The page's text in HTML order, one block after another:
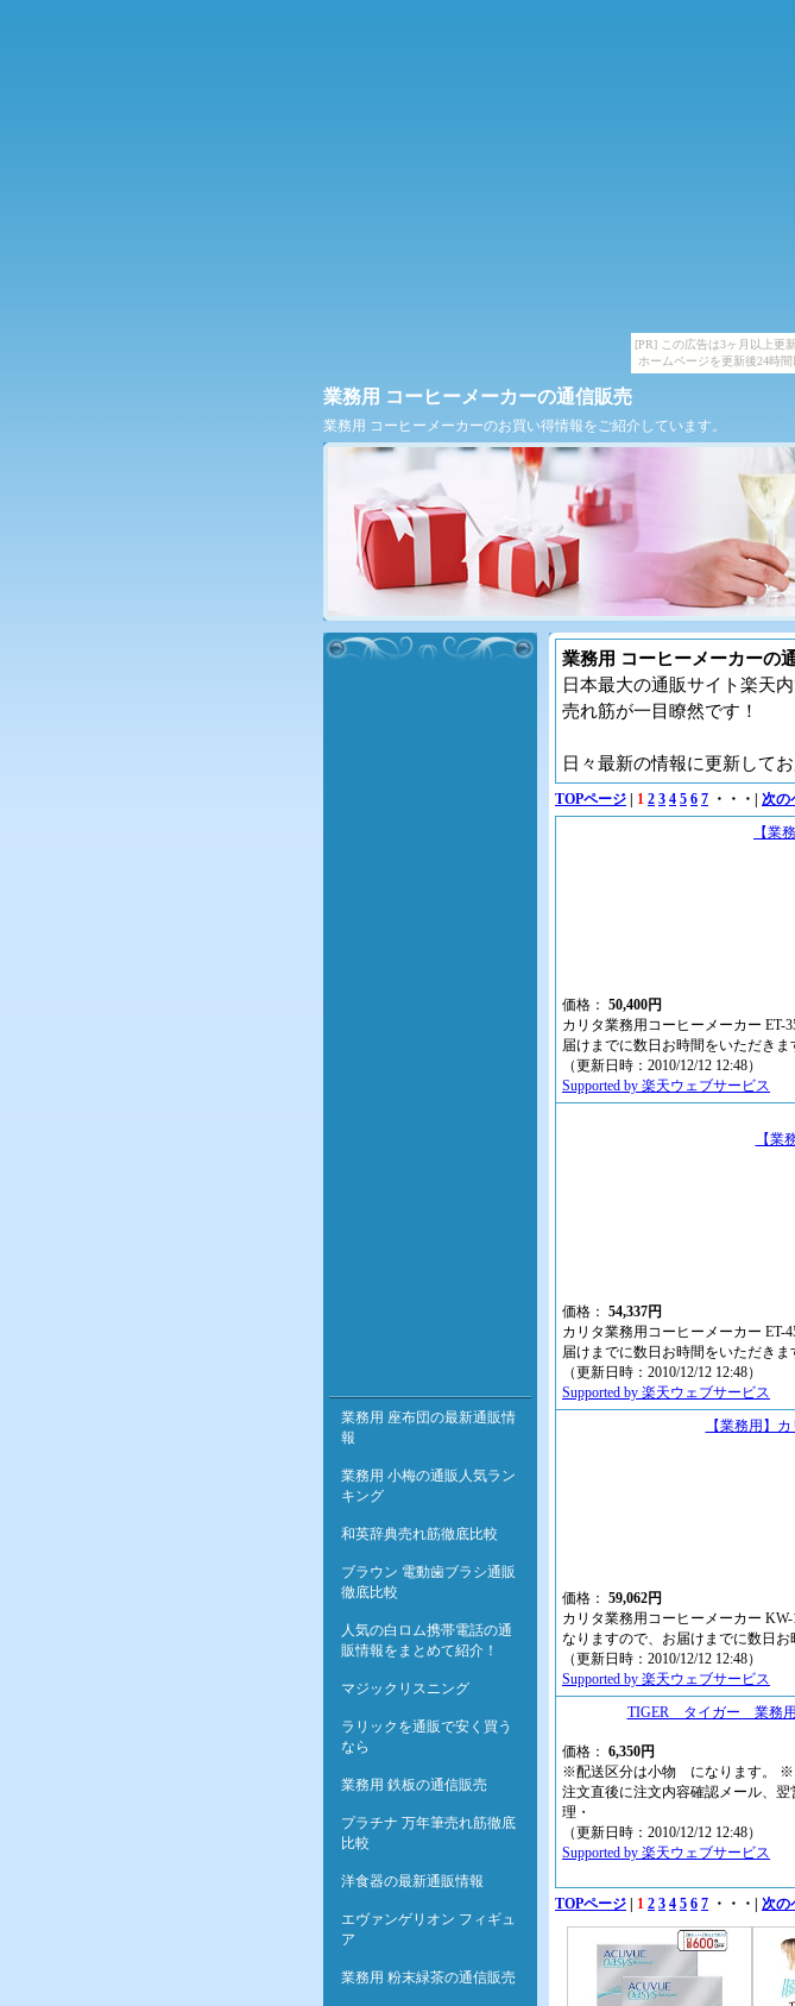
[PR] この広告は3ヶ月以上更
ホームページを更新後24時
業務用 コーヒーメーカーの通信販売
業務用 コーヒーメーカーのお買い得情報をご紹介しています。
業務用 コーヒーメーカーの
日本最大の通販サイト楽天
売れ筋が一目瞭然です！
日々最新の情報に更新して
TOPページ 1 2 3 4 5 6 7 ・・・| 次の
【業
価格： 50,400円
カリタ業務用コーヒーメーカー
届けまでに数日お時間をいただきま
（更新日時：2010/12/12 12:48）
Supported by 楽天ウェブサービス
【業
価格： 54,337円
カリタ業務用コーヒーメーカー
届けまでに数日お時間をいただきま
（更新日時：2010/12/12 12:48）
Supported by 楽天ウェブサービス
【業務用】
価格： 59,062円
カリタ業務用コーヒーメーカー
なりますので、お届けまでに数日お
（更新日時：2010/12/12 12:48）
Supported by 楽天ウェブサービス
TIGER タイガー 業務用
価格： 6,350円
※配送区分は小物 になります。 ※
注文直後に注文内容確認メール、
理・
（更新日時：2010/12/12 12:48）
Supported by 楽天ウェブサービス
TOPページ 1 2 3 4 5 6 7 ・・・| 次の
業務用 座布団の最新通販情
報
業務用 小梅の通販人気ラン
キング
和英辞典売れ筋徹底比較
ブラウン 電動歯ブラシ通販
徹底比較
人気の白ロム携帯電話の通
販情報をまとめて紹介！
マジックリスニング
ラリックを通販で安く買う
なら
業務用 鉄板の通信販売
プラチナ 万年筆売れ筋徹底
比較
洋食器の最新通販情報
エヴァンゲリオン フィギュ
ア
業務用 粉末緑茶の通信販売